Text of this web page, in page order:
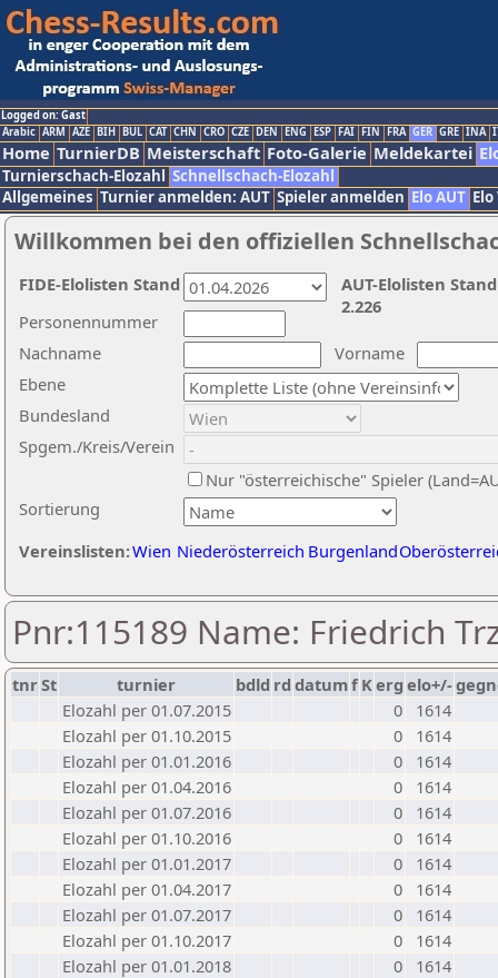
Logged on: Gast
Arabic ARM AZE BIH BUL CAT CHN CRO CZE DEN ENG ESP FAI FIN FRA GER GRE INA
Home TurnierDB Meisterschaft Foto-Galerie Meldekartei
Turnierschach-Elozahl Schnellschach-Elozahl
Allgemeines Turnier anmelden: AUT Spieler anmelden Elo AUT
Willkommen bei den offiziellen
Nachname
Vorname
Ebene
Sortierung
Personennummer
Bundesland
Spgem./Kreis/Verein
Nur "österreichische" Spieler
Vereinslisten:Wien Niederösterreich Burgenland
AUT-Elolisten
2.226
FIDE-Elolisten Stand
Pnr:115189 Name: Friedrich
tnrSt turnier bdld rd datumf Kerg elo+/-
Elozahl per 01.07.2015
0
1614
Elozahl per 01.10.2015
0
1614
Elozahl per 01.01.2016
0
1614
Elozahl per 01.04.2016
0
1614
Elozahl per 01.07.2016
0
1614
Elozahl per 01.10.2016
0
1614
Elozahl per 01.01.2017
0
1614
Elozahl per 01.04.2017
0
1614
Elozahl per 01.07.2017
0
1614
Elozahl per 01.10.2017
0
1614
Elozahl per 01.01.2018
0
1614